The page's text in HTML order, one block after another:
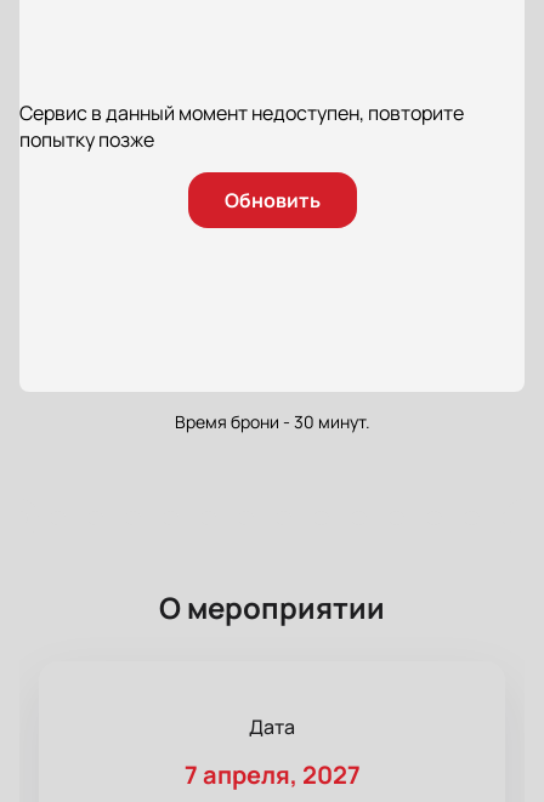
Сервис в данный момент недоступен, повторите
попытку позже
Обновить
Время брони - 30 минут.
О мероприятии
Дата
7 апреля, 2027